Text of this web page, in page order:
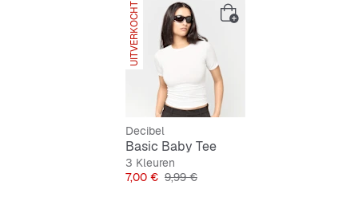
UITVERKOCHT SNIPES EXCLUSIVE
Decibel
Basic Baby Tee
3 Kleuren
Prijs
7,00 € Originele Prijs
9,99 €